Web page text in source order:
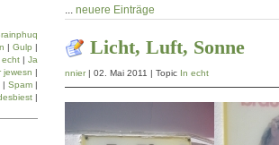
... neuere Einträge
Licht, Luft, Sonne
nnier| 02. Mai 2011 | Topic In echt
| Gulp |
echt | Ja
jewesn |
| Spam |
|